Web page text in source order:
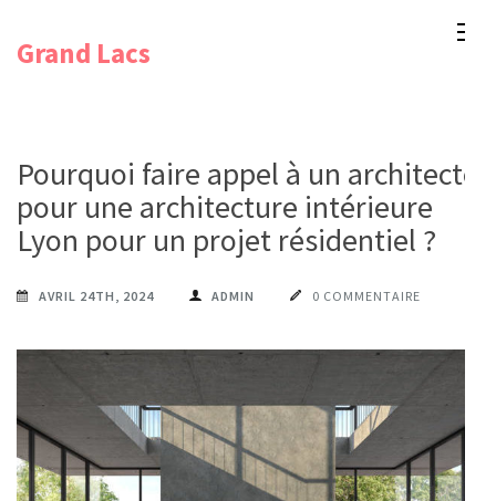
Grand Lacs
Pourquoi faire appel à un architecte
pour une architecture intérieure
Lyon pour un projet résidentiel ?
AVRIL 24TH, 2024 ADMIN 0 COMMENTAIRE